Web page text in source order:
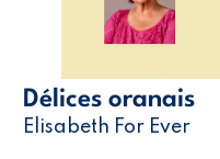
Délices oranais
Elisabeth For Ever